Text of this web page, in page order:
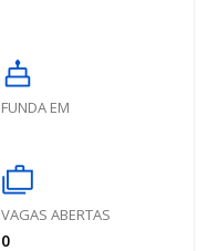
cake
FUNDA EM
cases
VAGAS ABERTAS
0